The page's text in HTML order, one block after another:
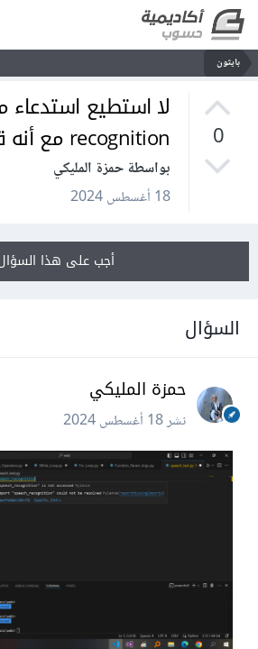
بايثون
0
recognition مع أنه قد تم تثبيتها
بواسطة حمزة المليكي
18 أغسطس 2024
أجب على هذا السؤال
السؤال
حمزة المليكي
نشر18 أغسطس 2024